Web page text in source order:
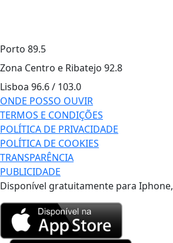
Porto 89.5
Zona Centro e Ribatejo 92.8
Lisboa 96.6 / 103.0
ONDE POSSO OUVIR
TERMOS E CONDIÇÕES
POLÍTICA DE PRIVACIDADE
POLÍTICA DE COOKIES
TRANSPARÊNCIA
PUBLICIDADE
Disponível gratuitamente para